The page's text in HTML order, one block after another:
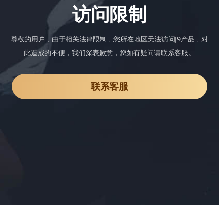
访问限制
尊敬的用户，由于相关法律限制，您所在地区无法访问J9产品，对
此造成的不便，我们深表歉意，您如有疑问请联系客服。
联系客服